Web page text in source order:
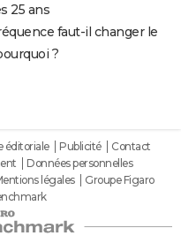
25 ans
faut-il changer le
?
éditoriale Publicité
Contact
Données personnelles
légales
Groupe Figaro